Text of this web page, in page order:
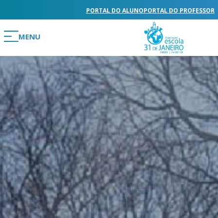
PORTAL DO ALUNOPORTAL DO PROFESSOR
MENU